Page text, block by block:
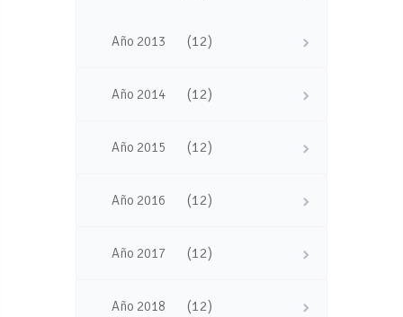
Año 2013 (12)
Año 2014 (12)
Año 2015 (12)
Año 2016 (12)
Año 2017 (12)
Año 2018 (12)